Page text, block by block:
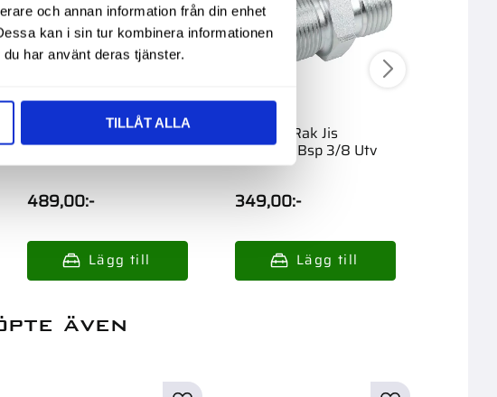
och annan information från din enhet
kan i sin tur kombinera informationen
har använt deras tjänster.
TILLÅT ALLA
Adapter Rak Jis
M14X1.5-Bsp 1/4 Utv
489,00:-
Adapter Rak Jis
M18X1.5-Bsp 3/8 Utv
349,00:-
även